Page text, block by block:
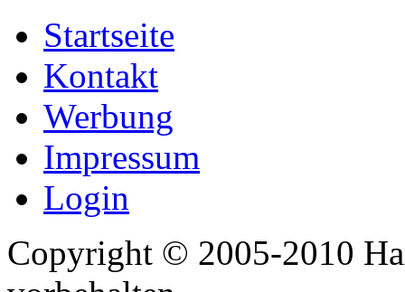
Startseite
Kontakt
Werbung
Impressum
Login
Copyright © 2005-2010